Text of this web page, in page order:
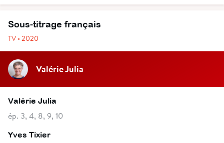
Sous-titrage français
TV • 2020
Valérie Julia
Valérie Julia
ép. 3, 4, 8, 9, 10
Yves Tixier